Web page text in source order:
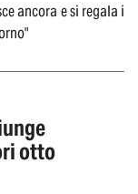
ancora e si regala i
otto